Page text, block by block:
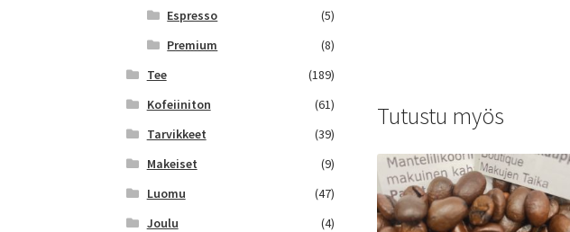
Tutustu myös
Espresso
(5)
Premium
(8)
Tee
(189)
Kofeiiniton
(61)
Tarvikkeet
(39)
Makeiset
(9)
Luomu
(47)
Joulu
(4)